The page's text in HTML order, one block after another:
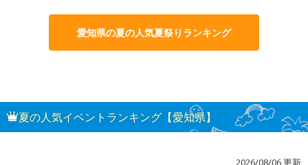
愛知県の夏の人気夏祭りランキング
夏の人気イベントランキング【愛知県】
2026/08/06 更新